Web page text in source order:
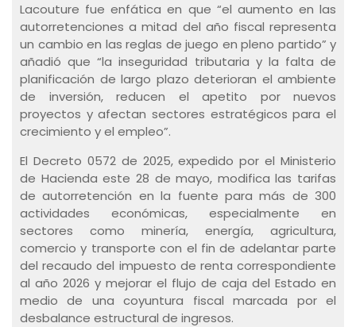
Lacouture fue enfática en que “el aumento en las
autorretenciones a mitad del año fiscal representa
un cambio en las reglas de juego en pleno partido” y
añadió que “la inseguridad tributaria y la falta de
planificación de largo plazo deterioran el ambiente
de inversión, reducen el apetito por nuevos
proyectos y afectan sectores estratégicos para el
crecimiento y el empleo”.
El Decreto 0572 de 2025, expedido por el Ministerio
de Hacienda este 28 de mayo, modifica las tarifas
de autorretención en la fuente para más de 300
actividades económicas, especialmente en
sectores como minería, energía, agricultura,
comercio y transporte con el fin de adelantar parte
del recaudo del impuesto de renta correspondiente
al año 2026 y mejorar el flujo de caja del Estado en
medio de una coyuntura fiscal marcada por el
desbalance estructural de ingresos.